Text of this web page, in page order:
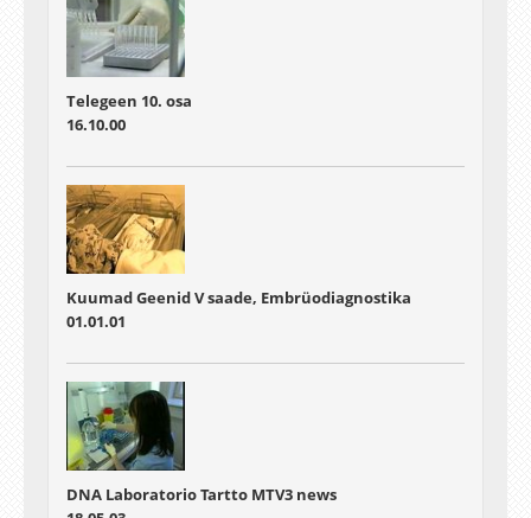
Telegeen 10. osa
16.10.00
Kuumad Geenid V saade, Embrüodiagnostika
01.01.01
DNA Laboratorio Tartto MTV3 news